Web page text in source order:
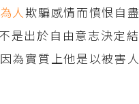
人欺騙感情而憤恨自
是出於自由意志決定
為實質上他是以被害